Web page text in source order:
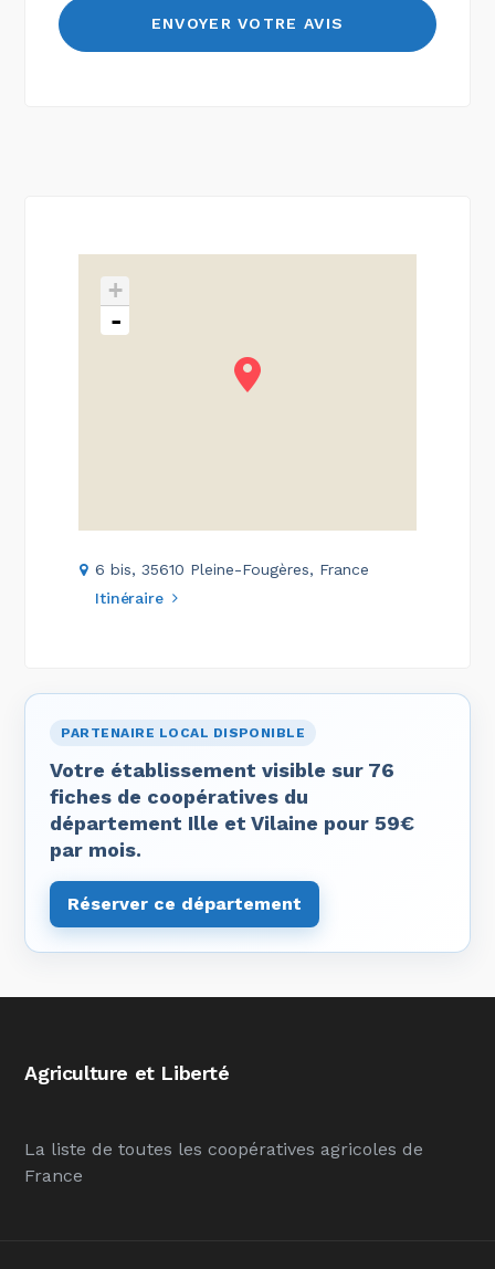
+
-
6 bis, 35610 Pleine-Fougères, France
Itinéraire
PARTENAIRE LOCAL DISPONIBLE
Votre établissement visible sur 76
fiches de coopératives du
département Ille et Vilaine pour 59€
par mois.
Réserver ce département
Agriculture et Liberté
La liste de toutes les coopératives agricoles de
France